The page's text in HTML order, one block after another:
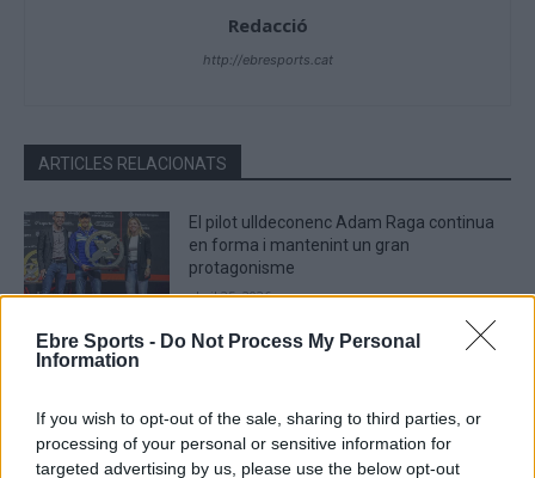
Ebre Sports - Do Not Process My Personal
Information
If you wish to opt-out of the sale, sharing to third parties, or
processing of your personal or sensitive information for
targeted advertising by us, please use the below opt-out
Redacció
http://ebresports.cat
ARTICLES RELACIONATS
Trial
El pilot ulldeconenc Adam Raga continua
en forma i mantenint un gran
protagonisme
abril 25, 2026
Aleix Alcon en segon lloc al Trial dels
febrer 23, 2026